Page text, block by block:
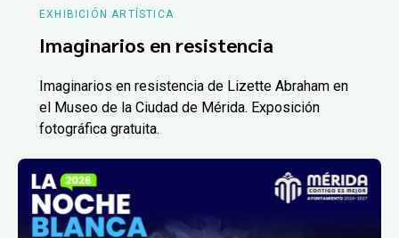
EXHIBICIÓN ARTÍSTICA
Imaginarios en resistencia
Imaginarios en resistencia de Lizette Abraham en
el Museo de la Ciudad de Mérida. Exposición
fotográfica gratuita.